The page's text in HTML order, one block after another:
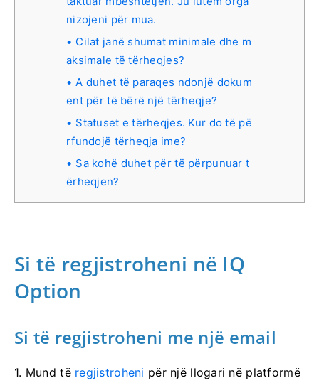
nizojeni për mua.
Cilat janë shumat minimale dhe m
aksimale të tërheqjes?
A duhet të paraqes ndonjë dokum
ent për të bërë një tërheqje?
Statuset e tërheqjes. Kur do të pë
rfundojë tërheqja ime?
Sa kohë duhet për të përpunuar t
ërheqjen?
Si të regjistroheni në IQ
Option
Si të regjistroheni me një email
1. Mund të regjistroheni për një llogari në platformë